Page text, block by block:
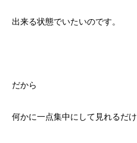
出来る状態でいたいのです。
だから
何かに一点集中にして見れるだけ